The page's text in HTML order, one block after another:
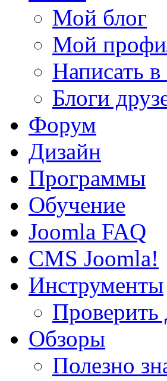
Мой блог
Мой
Написать в
Блоги
Форум
Дизайн
Программы
Обучение
Joomla FAQ
CMS Joomla!
Инструменты
Проверить
Обзоры
Полезно